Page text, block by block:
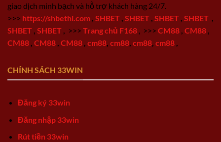
giao dịch minh bạch và hỗ trợ khách hàng 24/7.
>>> https://shbethi.com SHBET SHBET SHBET SHBET
SHBET SHBET >>> Trang chủ F168 >>> CM88 CM88
CM88 CM88 CM88 cm88 cm88 cm88 cm88
CHÍNH SÁCH 33WIN
Đăng ký 33win
Đăng nhập 33win
Rút tiền 33win